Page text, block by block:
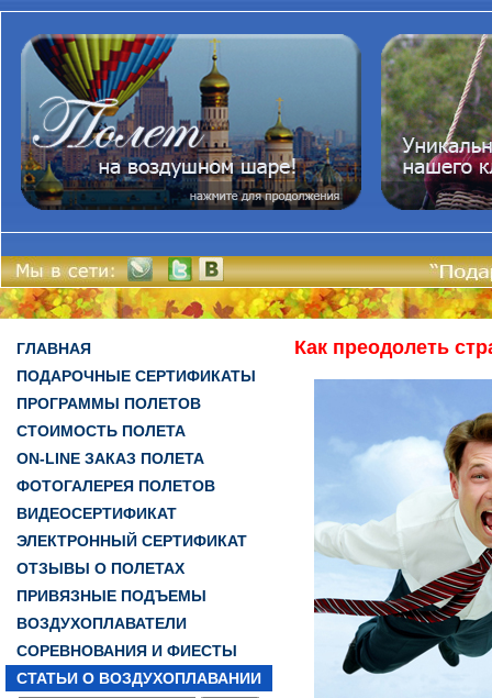
ГЛАВНАЯ
ПОДАРОЧНЫЕ СЕРТИФИКАТЫ
ПРОГРАММЫ ПОЛЕТОВ
СТОИМОСТЬ ПОЛЕТА
ON-LINE ЗАКАЗ ПОЛЕТА
ФОТОГАЛЕРЕЯ ПОЛЕТОВ
ВИДЕОСЕРТИФИКАТ
ЭЛЕКТРОННЫЙ СЕРТИФИКАТ
ОТЗЫВЫ О ПОЛЕТАХ
ПРИВЯЗНЫЕ ПОДЪЕМЫ
ВОЗДУХОПЛАВАТЕЛИ
СОРЕВНОВАНИЯ И ФИЕСТЫ
СТАТЬИ О ВОЗДУХОПЛАВАНИИ
Как преодолеть